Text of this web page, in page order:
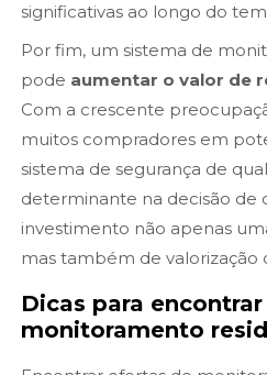
significativas ao longo do
Por fim, um sistema de
pode aumentar o valor de
Com a crescente
muitos compradores em
sistema de segurança de
determinante na decisão de
investimento não apenas
mas também de valorização
Dicas para
monitoramento